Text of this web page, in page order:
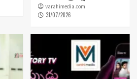
varahimedia.com
31/07/2026